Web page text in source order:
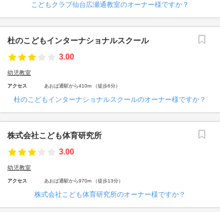
こどもクラブ仙台広瀬通教室のオーナー様ですか？
杜のこどもインターナショナルスクール
3.00
幼児教室
アクセス あおば通駅から410m （徒歩6分）
杜のこどもインターナショナルスクールのオーナー様ですか？
株式会社こども体育研究所
3.00
幼児教室
アクセス あおば通駅から970m （徒歩13分）
株式会社こども体育研究所のオーナー様ですか？